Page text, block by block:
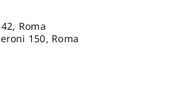
Roma
150, Roma